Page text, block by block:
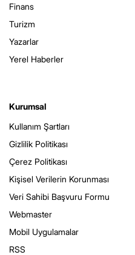
Finans
Turizm
Yazarlar
Yerel Haberler
Kurumsal
Kullanım Şartları
Gizlilik Politikası
Çerez Politikası
Kişisel Verilerin Korunması
Veri Sahibi Başvuru Formu
Webmaster
Mobil Uygulamalar
RSS